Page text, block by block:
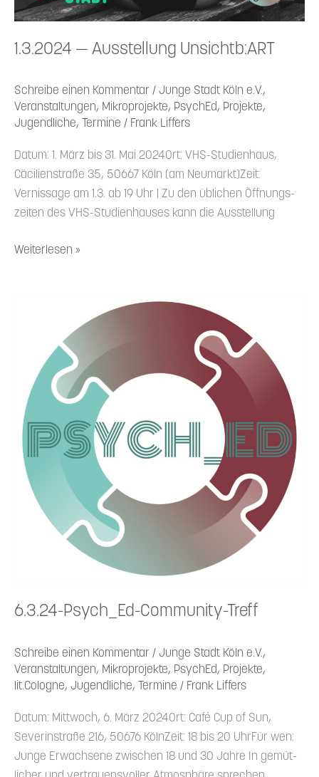
1.3.2024 — Ausstellung Unsichtb:ART
Schreibe einen Kommentar / Junge Stadt Köln e.V.,
Veranstaltungen, Mikroprojekte, PsychEd , Projekte,
Jugendliche, Termine / Frank Liffers
Datum: 1. März bis 31. Mai 2024Ort: VHS-Studi­enhaus,
Cäcili­en­straße 35, 50667 Köln (am Neumarkt)Zeit:
Vernissage am 1.3. ab 19 Uhr | Zu den üblichen Öffnungs­
zeiten des VHS-Studi­en­hauses kann die Ausstellung
Weiterlesen »
6.3.24-Psych_Ed-Community-Treff
Schreibe einen Kommentar / Junge Stadt Köln e.V.,
Veranstaltungen, Mikroprojekte, PsychEd , Projekte,
lit.Cologne, Jugendliche, Termine / Frank Liffers
Datum: Mittwoch, 6. März 2024Ort: Café Cup of Sun,
Severin­straße 216, 50676 KölnZeit: 18 bis 20 UhrFür wen:
Junge Erwachsene zwischen 18 und 30 Jahre In gemüt­
Community-